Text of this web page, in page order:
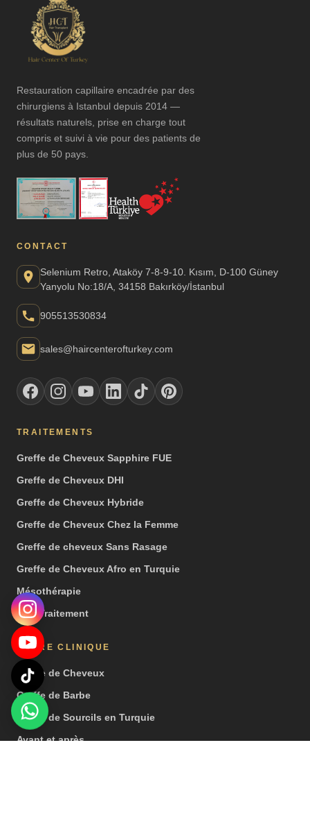
Restauration capillaire encadrée par des
chirurgiens à Istanbul depuis 2014 —
résultats naturels, prise en charge tout
compris et suivi à vie pour des patients de
plus de 50 pays.
CONTACT
Selenium Retro, Ataköy 7-8-9-10. Kısım, D-100 Güney
Yanyolu No:18/A, 34158 Bakırköy/İstanbul
905513530834
sales@haircenterofturkey.com
TRAITEMENTS
Greffe de Cheveux Sapphire FUE
Greffe de Cheveux DHI
Greffe de Cheveux Hybride
Greffe de Cheveux Chez la Femme
Greffe de cheveux Sans Rasage
Greffe de Cheveux Afro en Turquie
Mésothérapie
PRP Traitement
NOTRE CLINIQUE
Greffe de Cheveux
Greffe de Barbe
Greffe de Sourcils en Turquie
Avant et après